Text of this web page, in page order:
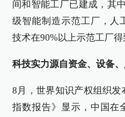
间和智能工厂已建成，其
级智能制造示范工厂，人
技术在90%以上示范工厂得
科技实力源自资金、设备
8月，世界知识产权组织发
指数报告》显示，中国在